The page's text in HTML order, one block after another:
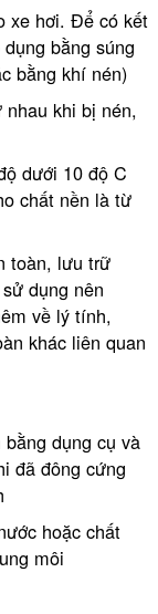
xe hơi. Để có kết
bằng súng
bằng khí nén)
khi bị nén,
dưới 10 độ C
chất nền là từ
toàn, lưu trữ
dụng nên
về lý tính,
khác liên quan
dụng cụ và
đã đông cứng
hoặc chất
môi